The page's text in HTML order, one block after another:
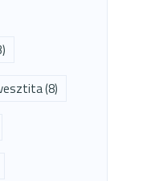
(8)